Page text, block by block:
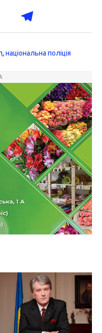
, національна поліція